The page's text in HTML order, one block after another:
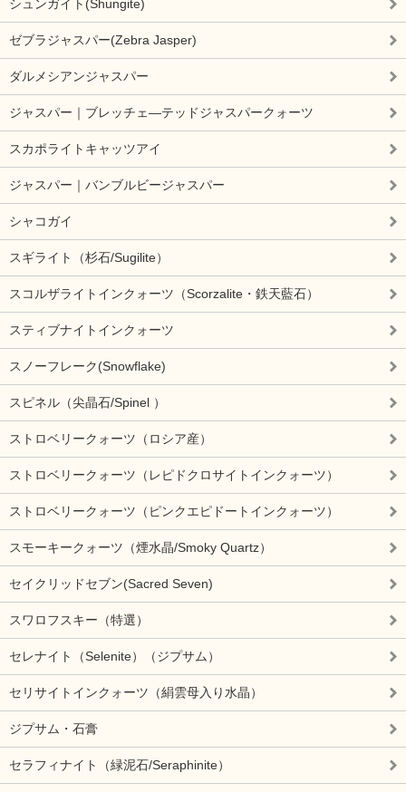
シュンガイト(Shungite)
ゼブラジャスパー(Zebra Jasper)
ダルメシアンジャスパー
ジャスパー｜ブレッチェ―テッドジャスパークォーツ
スカポライトキャッツアイ
ジャスパー｜バンブルビージャスパー
シャコガイ
スギライト（杉石/Sugilite）
スコルザライトインクォーツ（Scorzalite・鉄天藍石）
スティブナイトインクォーツ
スノーフレーク(Snowflake)
スピネル（尖晶石/Spinel ）
ストロベリークォーツ（ロシア産）
ストロベリークォーツ（レピドクロサイトインクォーツ）
ストロベリークォーツ（ピンクエピドートインクォーツ）
スモーキークォーツ（煙水晶/Smoky Quartz）
セイクリッドセブン(Sacred Seven)
スワロフスキー（特選）
セレナイト（Selenite）（ジプサム）
セリサイトインクォーツ（絹雲母入り水晶）
ジプサム・石膏
セラフィナイト（緑泥石/Seraphinite）